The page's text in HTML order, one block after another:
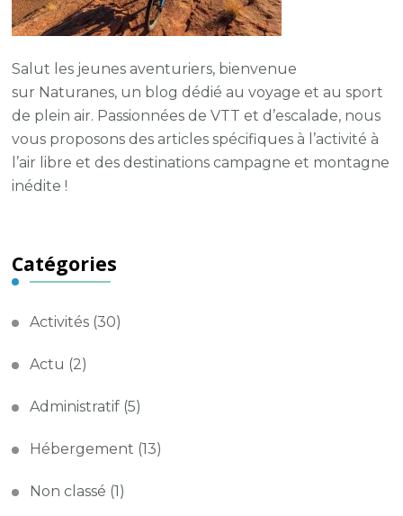
Salut les jeunes aventuriers, bienvenue
sur Naturanes, un blog dédié au voyage et au sport
de plein air. Passionnées de VTT et d’escalade, nous
vous proposons des articles spécifiques à l’activité à
l’air libre et des destinations campagne et montagne
inédite !
Catégories
Activités (30)
Actu (2)
Administratif (5)
Hébergement (13)
Non classé (1)